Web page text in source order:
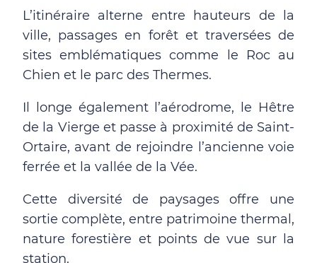
L’itinéraire alterne entre hauteurs de la
ville, passages en forêt et traversées de
sites emblématiques comme le Roc au
Chien et le parc des Thermes.
Il longe également l’aérodrome, le Hêtre
de la Vierge et passe à proximité de Saint-
Ortaire, avant de rejoindre l’ancienne voie
ferrée et la vallée de la Vée.
Cette diversité de paysages offre une
sortie complète, entre patrimoine thermal,
nature forestière et points de vue sur la
station.